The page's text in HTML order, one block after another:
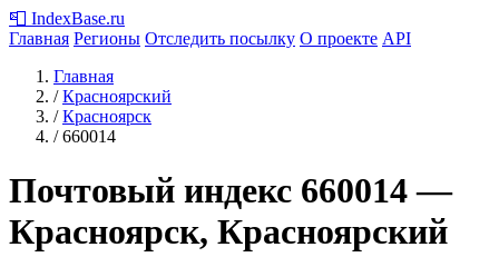
📮 IndexBase.ru
Главная Регионы Отследить посылку О проекте API
Главная
/ Красноярский
/ Красноярск
/ 660014
Почтовый индекс 660014 —
Красноярск, Красноярский